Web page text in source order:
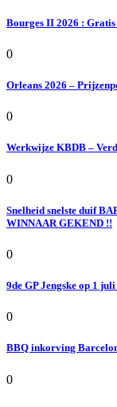
Bourges II 2026 :
0
Orleans 2026 –
0
Werkwijze KBDB –
0
Snelheid snelste duif
WINNAAR GEKEND !!
0
9de GP Jengske op 1
0
BBQ inkorving
0